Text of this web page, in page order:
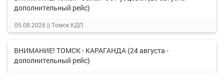
дополнительный рейс)
05.08.2026 || Томск КДП
ВНИМАНИЕ! ТОМСК - КАРАГАНДА (24 августа -
дополнительный рейс)